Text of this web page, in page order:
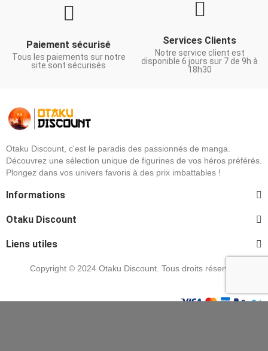
Paiement sécurisé
Tous les paiements sur notre
site sont sécurisés
Services Clients
Notre service client est
disponible 6 jours sur 7 de 9h à
18h30
Otaku Discount, c'est le paradis des passionnés de manga.
Découvrez une sélection unique de figurines de vos héros préférés.
Plongez dans vos univers favoris à des prix imbattables !
Informations
Otaku Discount
Liens utiles
Copyright © 2024 Otaku Discount. Tous droits réservés